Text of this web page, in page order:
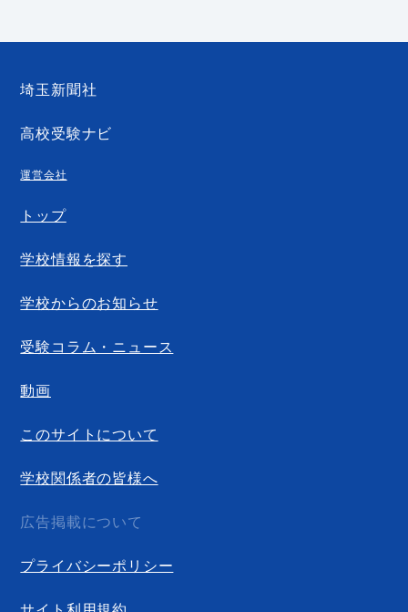
埼玉新聞社
高校受験ナビ
運営会社
トップ
学校情報を探す
学校からのお知らせ
受験コラム・ニュース
動画
このサイトについて
学校関係者の皆様へ
広告掲載について
プライバシーポリシー